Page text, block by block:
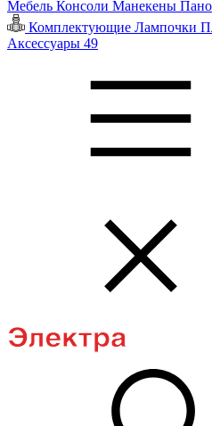
Мебель Консоли Манекены Пано
Комплектующие Лампочки
Аксессуары 49